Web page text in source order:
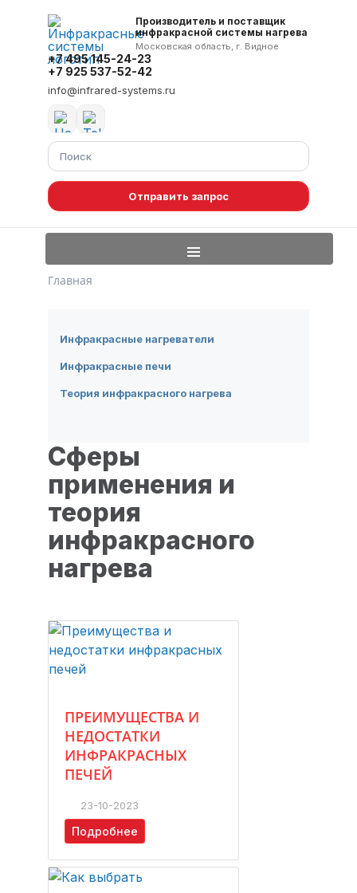
Производитель и поставщик
инфракрасной системы нагрева
Московская область, г. Видное
+7 495 145-24-23
+7 925 537-52-42
info@infrared-systems.ru
Отправить запрос
Главная
Инфракрасные нагреватели
Инфракрасные печи
Теория инфракрасного нагрева
Сферы
применения и
теория
инфракрасного
нагрева
ПРЕИМУЩЕСТВА И
НЕДОСТАТКИ
ИНФРАКРАСНЫХ
ПЕЧЕЙ
23-10-2023
Подробнее